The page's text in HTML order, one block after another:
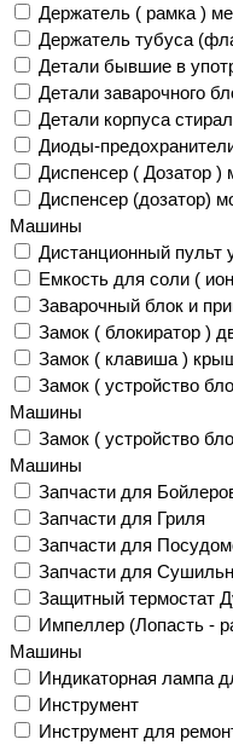
Держатель ( рамка )
Держатель тубуса
Детали бывшие в
Детали заварочного
Детали корпуса
Диоды-
Диспенсер ( Дозатор
Диспенсер (дозатор)
Машины
Дистанционный пульт
Емкость для соли (
Заварочный блок и
Замок ( блокиратор )
Замок ( клавиша )
Замок ( устройство
Машины
Замок ( устройство
Машины
Запчасти для
Запчасти для Гриля
Запчасти для
Запчасти для
Защитный термостат
Импеллер (Лопасть -
Машины
Индикаторная лампа
Инструмент
Инструмент для